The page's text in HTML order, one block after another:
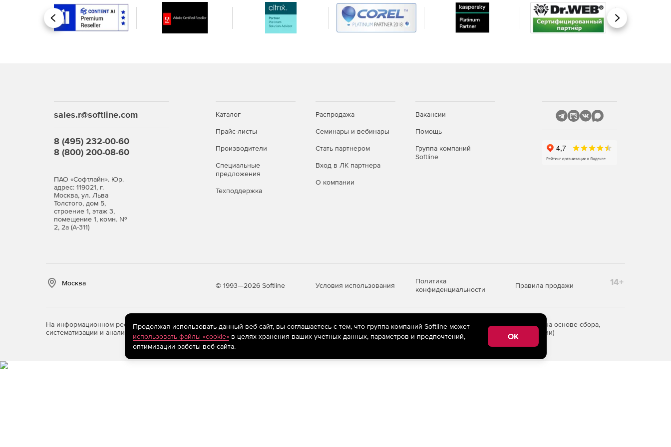
Фотоотчеты для мерчандайзеров и визуального контроля с возможностью анализа результатов по
нескольким параметрам.
Назад Вперед
sales.r@softline.com
8 (495) 232-00-60
8 (800) 200-08-60
ПАО «Софтлайн». Юр.
адрес: 119021, г.
Москва, ул. Льва
Толстого, дом 5,
строение 1, этаж 3,
помещение 1, комн. №
2, 2а (А-311)
Каталог
Прайс-листы
Производители
Специальные
предложения
Техподдержка
Распродажа
Семинары и вебинары
Стать партнером
Вход в ЛК партнера
О компании
Вакансии
Помощь
Группа компаний
Softline
Москва © 1993—2026 Softline Условия использования
Политика
конфиденциальности
Правила продажи 14+
На информационном ресурсе store.softline.ru применяютсярекомендательные технологии(информационные технологии предоставления информации на основе сбора,
систематизации и анализа сведений, относящихся к предпочтениям пользователей сети «Интернет», находящихся на территории Российской Федерации)
Продолжая использовать данный веб-сайт, вы соглашаетесь с тем, что группа компаний Softline может
использовать файлы «cookie»в целях хранения ваших учетных данных, параметров и предпочтений,
оптимизации работы веб-сайта.
OK